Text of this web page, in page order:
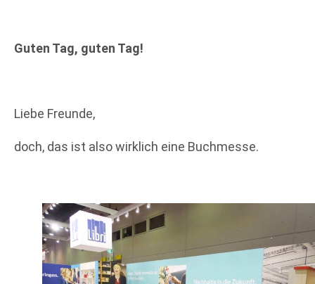
Guten Tag, guten Tag!
Liebe Freunde,
doch, das ist also wirklich eine Buchmesse.